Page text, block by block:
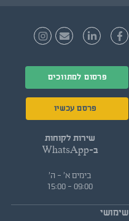
פרסום למתווכים
פרסם עכשיו
שירות לקוחות
ב-WhatsApp
בימים א' - ה'
09:00 - 15:00
שימושי